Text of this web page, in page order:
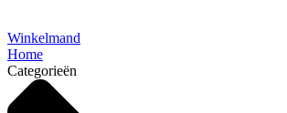
Winkelmand
Home
Categorieën